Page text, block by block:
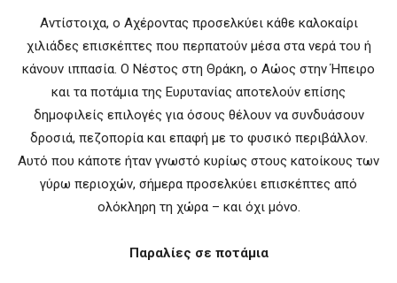
Αντίστοιχα, ο Αχέροντας προσελκύει κάθε καλοκαίρι
χιλιάδες επισκέπτες που περπατούν μέσα στα νερά του ή
κάνουν ιππασία. Ο Νέστος στη Θράκη, ο Αώος στην Ήπειρο
και τα ποτάμια της Ευρυτανίας αποτελούν επίσης
δημοφιλείς επιλογές για όσους θέλουν να συνδυάσουν
δροσιά, πεζοπορία και επαφή με το φυσικό περιβάλλον.
Αυτό που κάποτε ήταν γνωστό κυρίως στους κατοίκους των
γύρω περιοχών, σήμερα προσελκύει επισκέπτες από
ολόκληρη τη χώρα – και όχι μόνο.
Παραλίες σε ποτάμια